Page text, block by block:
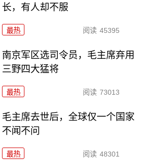
长，有人却不服
最热 阅读 45395
南京军区选司令员，毛主席弃用
三野四大猛将
最热 阅读 73013
毛主席去世后，全球仅一个国家
不闻不问
最热 阅读 48301